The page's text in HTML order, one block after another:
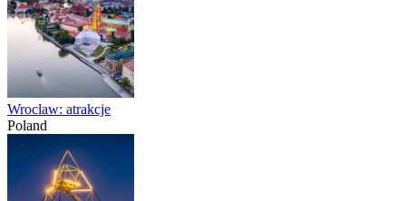
Wroclaw: atrakcje
Poland